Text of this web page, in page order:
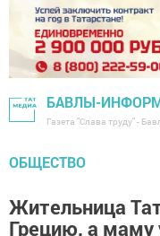
БАВЛЫ-
Газета "Слава труду" -
ОБЩЕСТВО
Жительница
Грецию, а маму